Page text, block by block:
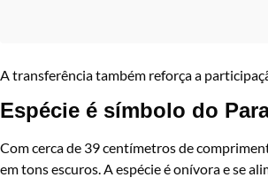
A transferência também reforça a
Espécie é símbolo do
Com cerca de 39 centímetros de
em tons escuros. A espécie é onívora e se